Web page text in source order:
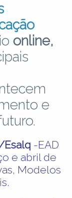
online,
e
Esalq -EAD
e abril de
Modelos